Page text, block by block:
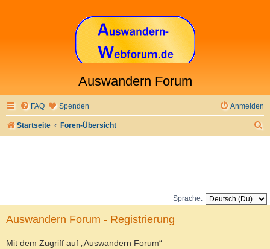
Auswandern Forum
FAQ Spenden Anmelden
Startseite Foren-Übersicht
Sprache:
Auswandern Forum - Registrierung
Mit dem Zugriff auf „Auswandern Forum“